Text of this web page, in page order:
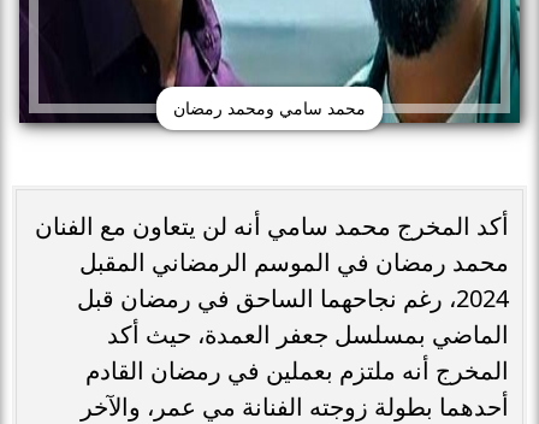
محمد سامي ومحمد رمضان
أكد المخرج محمد سامي أنه لن يتعاون مع الفنان
محمد رمضان في الموسم الرمضاني المقبل
2024، رغم نجاحهما الساحق في رمضان قبل
الماضي بمسلسل جعفر العمدة، حيث أكد
المخرج أنه ملتزم بعملين في رمضان القادم
أحدهما بطولة زوجته الفنانة مي عمر، والآخر